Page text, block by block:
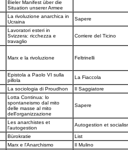
Bieler Manifest über die
Situation unserer Armee
La rivoluzione anarchica in
Ucraina
Sapere
Lavoratori esteri in
Svizzera: ricchezza e
travaglio
Corriere del Ticino
Marx e la rivoluzione Feltrinelli
Epistola a Paolo VI sulla
pillola
La Fiaccola
La sociologia di Proudhon Il Saggiatore
Lotta Continua: lo
spontaneismo dal mito
delle masse al mito
dell'organizzazione
Sapere
Les anarchistes et
l'autogestion
Autogestion et
Bürokratie
List
Marx e l'Anarchismo
Il Mulino